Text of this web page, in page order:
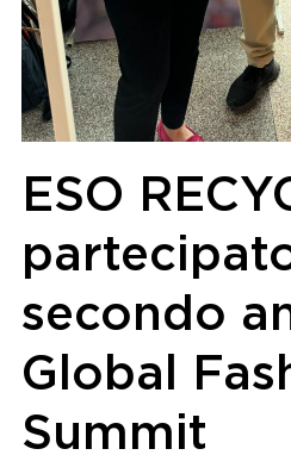
ESO
secondo
Global
Summit